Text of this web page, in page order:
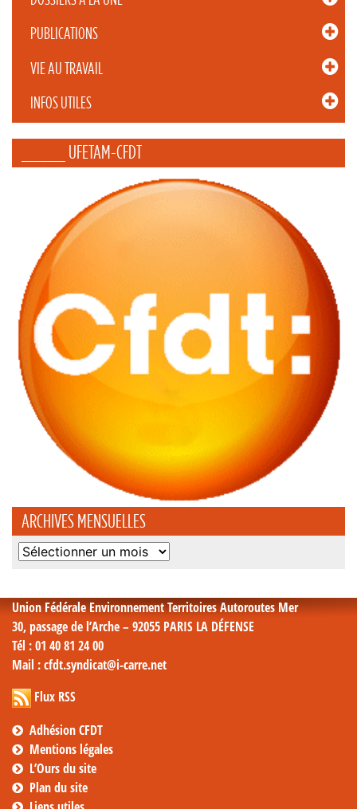
PUBLICATIONS
VIE AU TRAVAIL
INFOS UTILES
_____ UFETAM-CFDT
ARCHIVES MENSUELLES
Archives
Union Fédérale Environnement Territoires Autoroutes Mer
30, passage de l’Arche – 92055 PARIS LA DÉFENSE
Tél : 01 40 81 24 00
Mail : cfdt.syndicat@i-carre.net
Flux RSS
Adhésion CFDT
Mentions légales
L’Ours du site
Plan du site